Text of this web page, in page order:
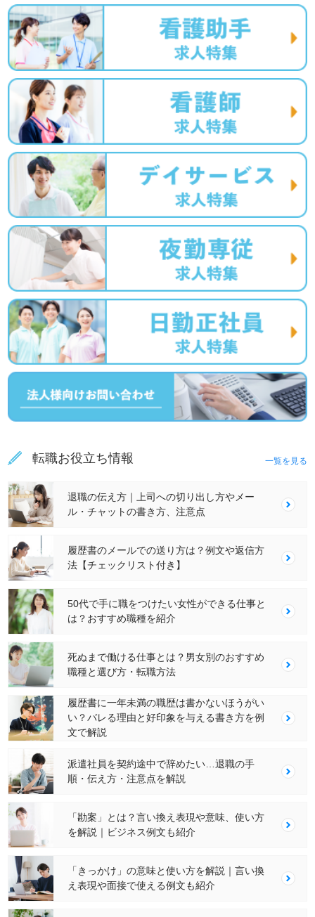
転職お役立ち情報 一覧を見る
退職の伝え方｜上司への切り出し方やメー
ル・チャットの書き方、注意点
履歴書のメールでの送り方は？例文や返信方
法【チェックリスト付き】
50代で手に職をつけたい女性ができる仕事と
は？おすすめ職種を紹介
死ぬまで働ける仕事とは？男女別のおすすめ
職種と選び方・転職方法
履歴書に一年未満の職歴は書かないほうがい
い？バレる理由と好印象を与える書き方を例
文で解説
派遣社員を契約途中で辞めたい…退職の手
順・伝え方・注意点を解説
「勘案」とは？言い換え表現や意味、使い方
を解説｜ビジネス例文も紹介
「きっかけ」の意味と使い方を解説｜言い換
え表現や面接で使える例文も紹介